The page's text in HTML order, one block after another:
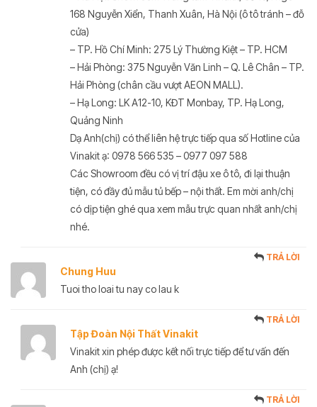
168 Nguyễn Xiển, Thanh Xuân, Hà Nội (ô tô tránh – đỗ
cửa)
– TP. Hồ Chí Minh: 275 Lý Thường Kiệt – TP. HCM
– Hải Phòng: 375 Nguyễn Văn Linh – Q. Lê Chân – TP.
Hải Phòng (chân cầu vượt AEON MALL).
– Hạ Long: LK A12-10, KĐT Monbay, TP. Hạ Long,
Quảng Ninh
Dạ Anh(chị) có thể liên hệ trực tiếp qua số Hotline của
Vinakit ạ: 0978 566 535 – 0977 097 588
Các Showroom đều có vị trí đậu xe ô tô, đi lại thuận
tiện, có đầy đủ mẫu tủ bếp – nội thất. Em mời anh/chị
có dịp tiện ghé qua xem mẫu trực quan nhất anh/chị
nhé.
Chung Huu
TRẢ LỜI
Tuoi tho loai tu nay co lau k
Tập Đoàn Nội Thất Vinakit
TRẢ LỜI
Vinakit xin phép được kết nối trực tiếp để tư vấn đến
Anh (chị) ạ!
TRẢ LỜI